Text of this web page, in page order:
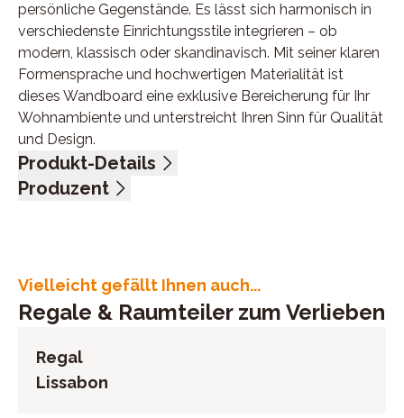
persönliche Gegenstände. Es lässt sich harmonisch in
verschiedenste Einrichtungsstile integrieren – ob
modern, klassisch oder skandinavisch. Mit seiner klaren
Formensprache und hochwertigen Materialität ist
dieses Wandboard eine exklusive Bereicherung für Ihr
Wohnambiente und unterstreicht Ihren Sinn für Qualität
und Design.
Produkt-Details
Wildeiche massiv geölt, BHT 170/25/24 cm
Produzent
UID (Umsatzsteuer-Identifikationsnummer): DE
Vielleicht gefällt Ihnen auch...
Regale & Raumteiler zum Verlieben
Regal
Lissabon